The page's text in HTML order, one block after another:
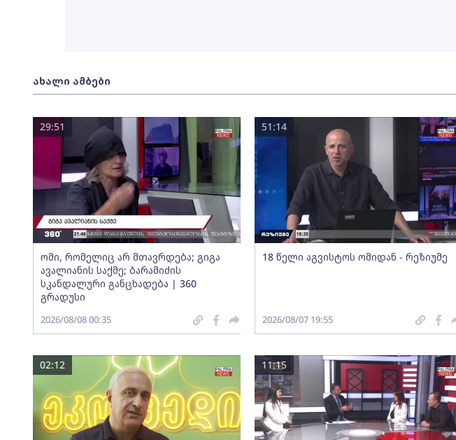
ახალი ამბები
ომი, რომელიც არ მთავრდება; გიგა
ავალიანის საქმე; ბარამიძის
სკანდალური განცხადება | 360
გრადუსი
29:51
2026/08/08 00:35
18 წელი აგვისტოს ომიდან - რეზიუმე
51:14
2026/08/07 19:55
02:12 11:15